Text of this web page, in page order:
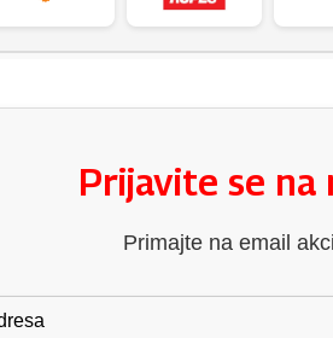
Prijavite se
Primajte na email